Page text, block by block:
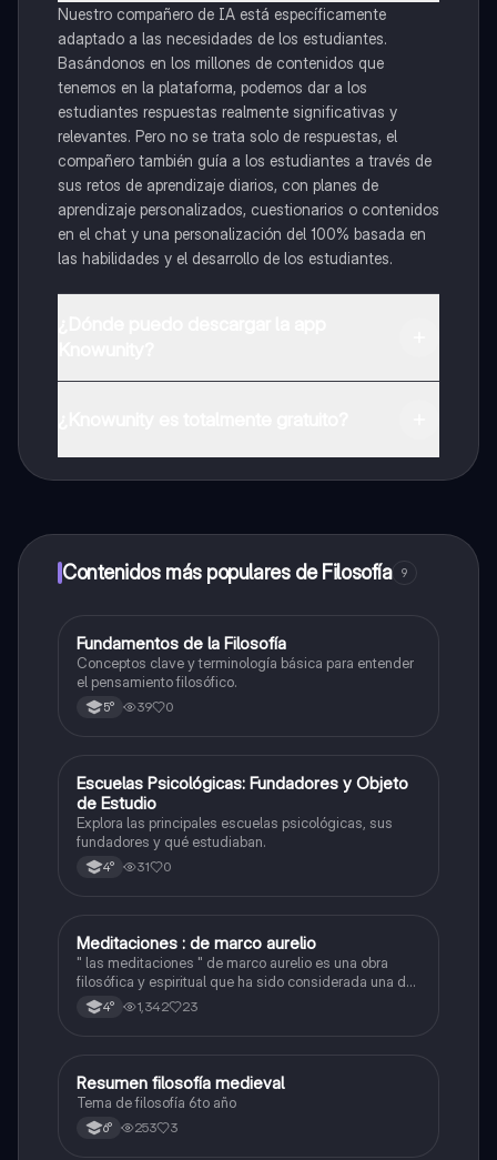
Nuestro compañero de IA está específicamente
adaptado a las necesidades de los estudiantes.
Basándonos en los millones de contenidos que
tenemos en la plataforma, podemos dar a los
estudiantes respuestas realmente significativas y
relevantes. Pero no se trata solo de respuestas, el
compañero también guía a los estudiantes a través de
sus retos de aprendizaje diarios, con planes de
aprendizaje personalizados, cuestionarios o contenidos
en el chat y una personalización del 100% basada en
las habilidades y el desarrollo de los estudiantes.
a determinadas funciones.
Contenidos más populares de Filosofía 9
FFilosofía
Fundamentos de la Filosofía
Conceptos clave y terminología básica para entender
el pensamiento filosófico.
5° 39 0
EFilosofía
Escuelas Psicológicas: Fundadores y Objeto
de Estudio
Explora las principales escuelas psicológicas, sus
fundadores y qué estudiaban.
4° 31 0
Filosofía
Meditaciones : de marco aurelio
" las meditaciones " de marco aurelio es una obra
filosófica y espiritual que ha sido considerada una de
las mas importantes y influyentes de la historia.
4° 1,342 23
Filosofía
Resumen filosofía medieval
Tema de filosofía 6to año
6° 253 3